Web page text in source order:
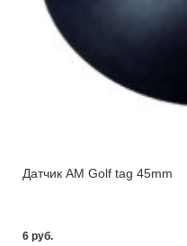
Датчик AM Golf tag 45mm
6 pуб.